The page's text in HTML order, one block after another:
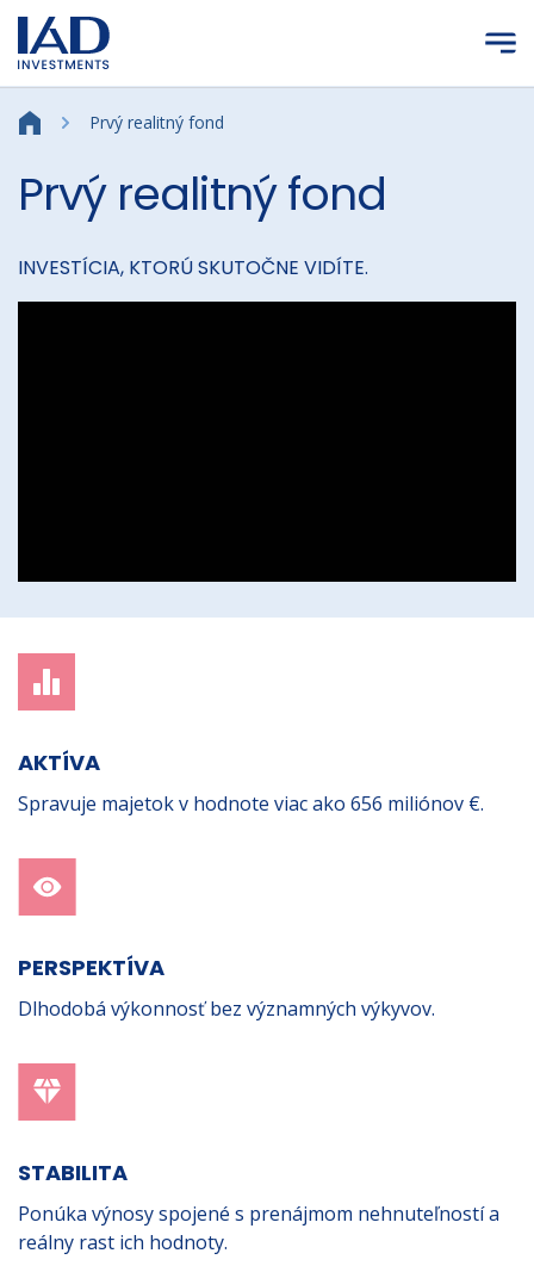
Prejsť na hlavný obsah
Prvý realitný fond
Prvý realitný fond
INVESTÍCIA, KTORÚ SKUTOČNE VIDÍTE.
AKTÍVA
Spravuje majetok v hodnote viac ako 656 miliónov €.
PERSPEKTÍVA
Dlhodobá výkonnosť bez významných výkyvov.
STABILITA
Ponúka výnosy spojené s prenájmom nehnuteľností a
reálny rast ich hodnoty.